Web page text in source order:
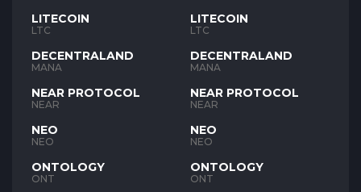
LITECOIN
LTC
DECENTRALAND
MANA
NEAR PROTOCOL
NEAR
NEO
NEO
ONTOLOGY
ONT
LITECOIN
LTC
DECENTRALAND
MANA
NEAR PROTOCOL
NEAR
NEO
NEO
ONTOLOGY
ONT